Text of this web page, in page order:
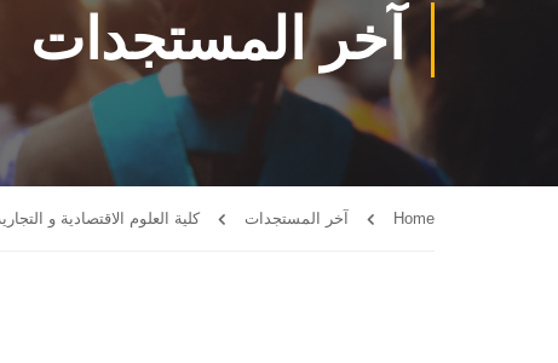
آخر المستجدات
Home آخر المستجدات كلية العلوم الاقتصادية و التجارية: